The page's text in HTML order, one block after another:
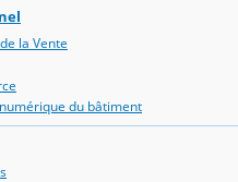
la Vente
du bâtiment